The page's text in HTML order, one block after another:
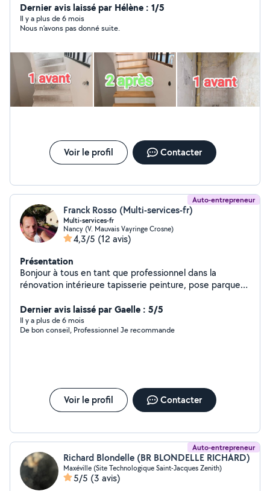
professionnalisme, attention, écoute et en respectant
les normes française. Les travaux peuvent être : -
l'enduit pose de revêtement de sol peinture intérieur et
voir directement avec vous. Je reste à votre écoute
pour tous vos projets à venir
Dernier avis laissé par Hélène : 1/5
Il y a plus de 6 mois
Nous n’avons pas donné suite.
Voir le profil Contacter
Auto-entrepreneur
Franck Rosso (Multi-services-fr)
Multi-services-fr
Nancy (V. Mauvais Vayringe Crosne)
4,3/5 (12 avis)
Présentation
Bonjour à tous en tant que professionnel dans la
rénovation intérieure tapisserie peinture, pose parquet
renseignements contactez moi directement merci.
Dernier avis laissé par Gaelle : 5/5
Il y a plus de 6 mois
De bon conseil, Professionnel Je recommande
Voir le profil Contacter
Auto-entrepreneur
Richard Blondelle (BR BLONDELLE RICHARD)
Maxéville (Site Technologique Saint-Jacques Zenith)
5/5 (3 avis)